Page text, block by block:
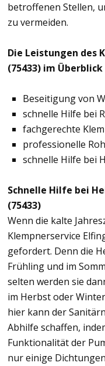
betroffenen Stellen,
zu vermeiden.
Die Leistungen des
(75433) im Überblick
Beseitigung von
schnelle Hilfe bei
fachgerechte
professionelle
schnelle Hilfe bei
Schnelle Hilfe bei
(75433)
Wenn die kalte
Klempnerservice
gefordert. Denn die
Frühling und im
selten werden sie
im Herbst oder
hier kann der
Abhilfe schaffen,
Funktionalität der
nur einige